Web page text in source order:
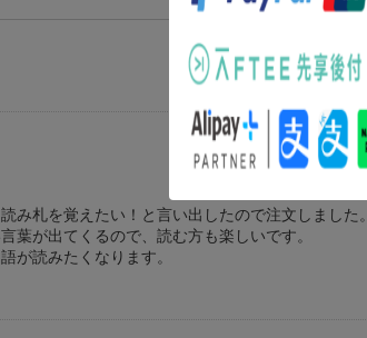
み札を覚えたい！と言い出したので注文しました。
葉が出てくるので、読む方も楽しいです。
が読みたくなります。